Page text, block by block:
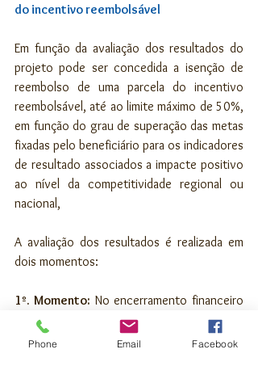
do incentivo reembolsável
Em função da avaliação dos resultados do
projeto pode ser concedida a isenção de
reembolso de uma parcela do incentivo
reembolsável, até ao limite máximo de 50%,
em função do grau de superação das metas
fixadas pelo beneficiário para os indicadores
de resultado associados a impacte positivo
ao nível da competitividade regional ou
nacional,
A avaliação dos resultados é realizada em
dois momentos:
1º. Momento: No encerramento financeiro
- com a apresentação dos dados sobre a
conclusão física e financeira do projeto, é
Phone Email Facebook